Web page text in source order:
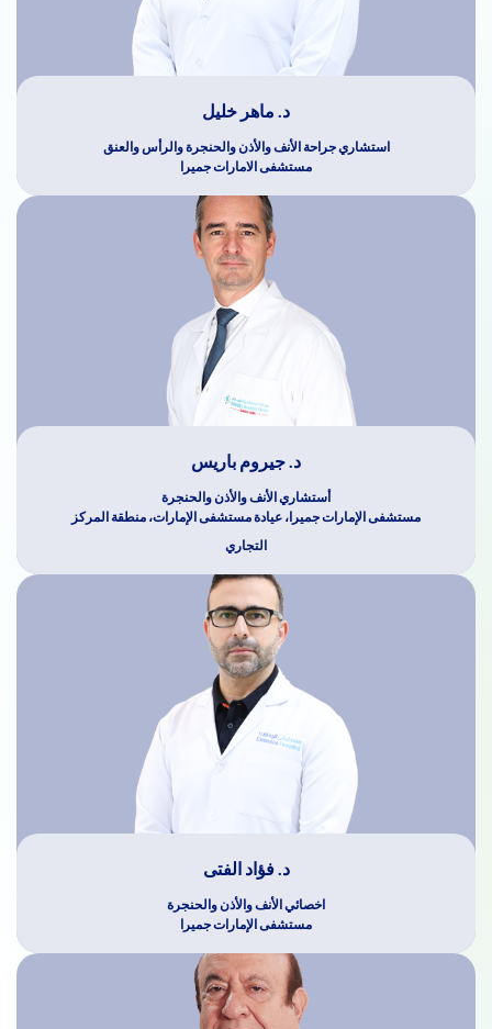
د. ماهر خليل
استشاري جراحة الأنف والأذن والحنجرة والرأس والعنق
مستشفى الامارات جميرا
د. جيروم باريس
أستشاري الأنف والأذن والحنجرة
مستشفى الإمارات جميرا، عيادة مستشفى الإمارات، منطقة المركز
التجاري
د. فؤاد الفتى
اخصائي الأنف والأذن والحنجرة
مستشفى الإمارات جميرا